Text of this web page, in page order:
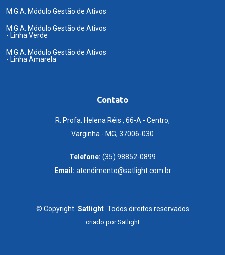
M.G.A. Módulo Gestão de Ativos
M.G.A. Módulo Gestão de Ativos
- Linha Verde
M.G.A. Módulo Gestão de Ativos
- Linha Amarela
Contato
R. Profa. Helena Réis , 66-A - Centro,
Varginha - MG, 37006-030
Telefone: (35) 98852-0899
Email: atendimento@satlight.com.br
© Copyright Satlight Todos direitos reservados
criado porSatlight